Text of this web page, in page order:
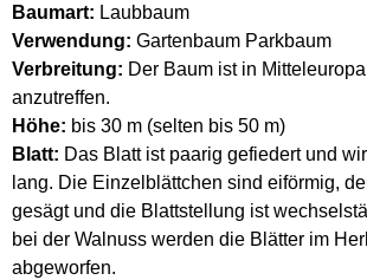
Baumart: Laubbaum
Verwendung: Gartenbaum Parkbaum
Verbreitung: Der Baum ist in
anzutreffen.
Höhe: bis 30 m (selten bis 50 m)
Blatt: Das Blatt ist paarig gefiedert und
lang. Die Einzelblättchen sind eiförmig,
gesägt und die Blattstellung ist
bei der Walnuss werden die Blätter im
abgeworfen.